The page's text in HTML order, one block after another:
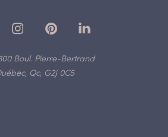
Boul. Pierre-Bertrand
Qc, G2J 0C5